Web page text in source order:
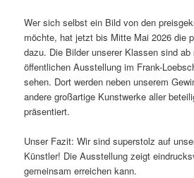
Wer sich selbst ein Bild von den
möchte, hat jetzt bis Mitte Mai 2026 die
dazu. Die Bilder unserer Klassen sind
öffentlichen Ausstellung im Frank-
sehen. Dort werden neben unserem
andere großartige Kunstwerke aller
präsentiert.
Unser Fazit: Wir sind superstolz auf
Künstler! Die Ausstellung zeigt
gemeinsam erreichen kann.